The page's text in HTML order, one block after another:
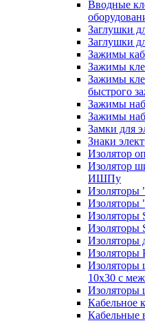
Вводные
Заглушки
Заглушки
Зажимы
Зажимы
Зажимы
быстрого
Зажимы
Зажимы
Замки для
Знаки
Изолятор
Изолятор
ИШПу
Изоляторы
Изоляторы
Изоляторы
Изоляторы
Изоляторы
Изоляторы
Изоляторы
10х30 с
Кабельное
Кабельные